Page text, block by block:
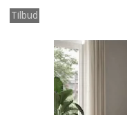
Tilbud